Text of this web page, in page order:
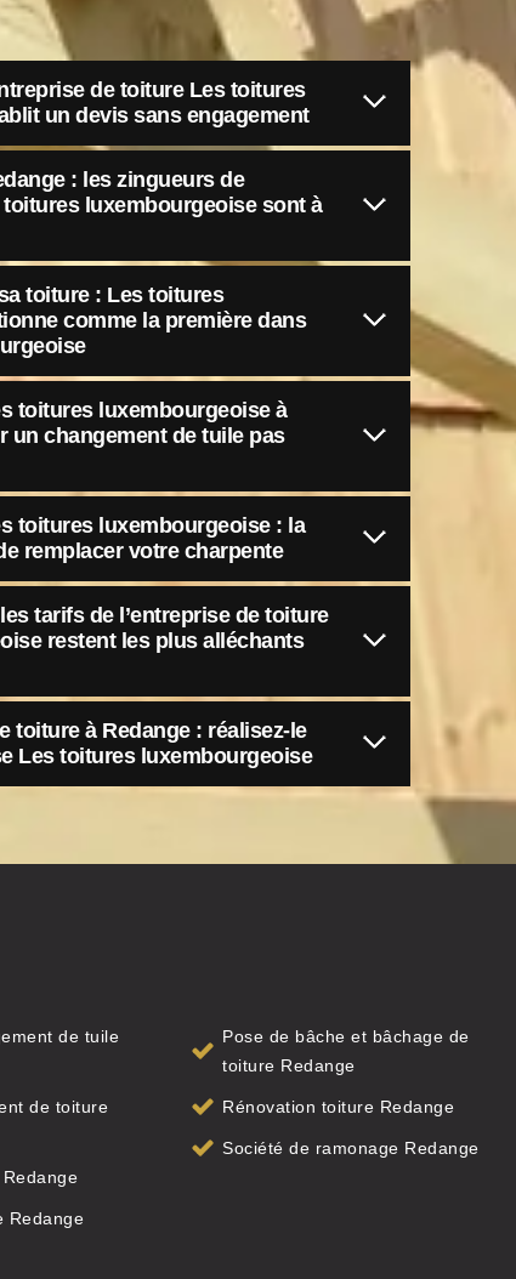
de toiture Les toitures
un devis sans engagement
: les zingueurs de
toitures luxembourgeoise sont à
toiture : Les toitures
comme la première dans
toitures luxembourgeoise à
un changement de tuile pas
toitures luxembourgeoise : la
remplacer votre charpente
tarifs de l’entreprise de toiture
restent les plus alléchants
toiture à Redange : réalisez-le
Les toitures luxembourgeoise
de tuile
de toiture
Redange
Pose de bâche et bâchage de
toiture Redange
Rénovation toiture Redange
Société de ramonage Redange